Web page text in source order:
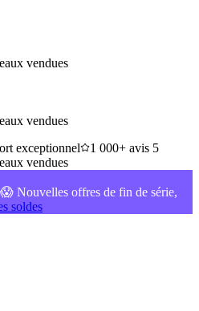
vendues
vendues
exceptionnel
1 000+ avis 5
vendues
Nouvelles offres de fin de série,
soldes